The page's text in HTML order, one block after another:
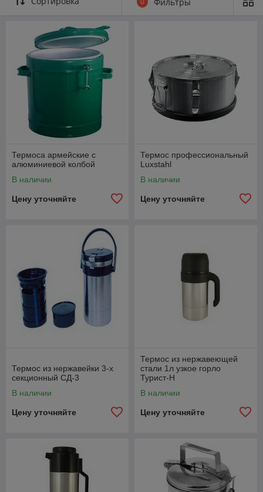
Термоса армейские с
алюминиевой колбой
В наличии
Цену уточняйте
Термос профессиональный
Luxstahl
В наличии
Цену уточняйте
Термос из нержавейки 3-х
секционный СД-3
В наличии
Цену уточняйте
Термос из нержавеющей
стали 1л узкое горло
Турист-Н
В наличии
Цену уточняйте